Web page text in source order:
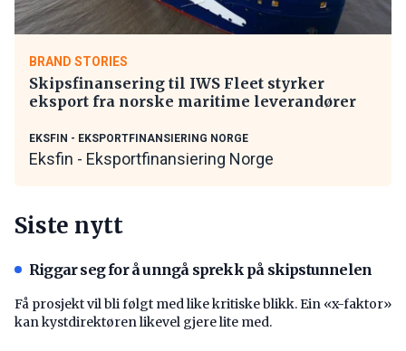
BRAND STORIES
Skipsfinansering til IWS Fleet styrker
eksport fra norske maritime leverandører
EKSFIN - EKSPORTFINANSIERING NORGE
Eksfin - Eksportfinansiering Norge
Siste nytt
Riggar seg for å unngå sprekk på skipstunnelen
Få prosjekt vil bli følgt med like kritiske blikk. Ein «x-faktor»
kan kystdirektøren likevel gjere lite med.